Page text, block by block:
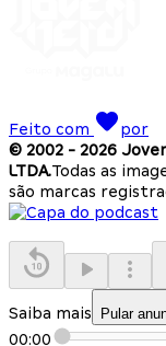
Feito com
por
© 2002 - 2026
LTDA.Todas as
são marcas
Saiba mais Pular
00:00